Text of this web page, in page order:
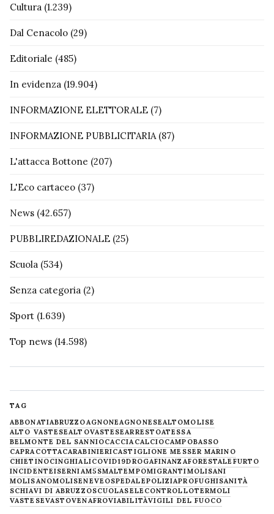
Cultura (1.239)
Dal Cenacolo (29)
Editoriale (485)
In evidenza (19.904)
INFORMAZIONE ELETTORALE (7)
INFORMAZIONE PUBBLICITARIA(87)
L'attacca Bottone (207)
L'Eco cartaceo (37)
News (42.657)
PUBBLIREDAZIONALE (25)
Scuola (534)
Senza categoria (2)
Sport (1.639)
Top news (14.598)
TAG
ABBONATIABRUZZOAGNONEAGNONESEALTOMOLISE
ALTO VASTESEALTOVASTESEARRESTOATESSA
BELMONTE DEL SANNIOCACCIACALCIOCAMPOBASSO
CAPRACOTTACARABINIERICASTIGLIONE MESSER MARINO
CHIETINOCINGHIALICOVID19DROGAFINANZAFORESTALE FURTO
INCIDENTEISERNIAM5SMALTEMPOMIGRANTIMOLISANI
MOLISANOMOLISENEVE OSPEDALEPOLIZIAPROFUGHISANITÀ
SCHIAVI DI ABRUZZOSCUOLASELECONTROLLOTERMOLI
VASTESEVASTOVENAFROVIABILITÀVIGILI DEL FUOCO